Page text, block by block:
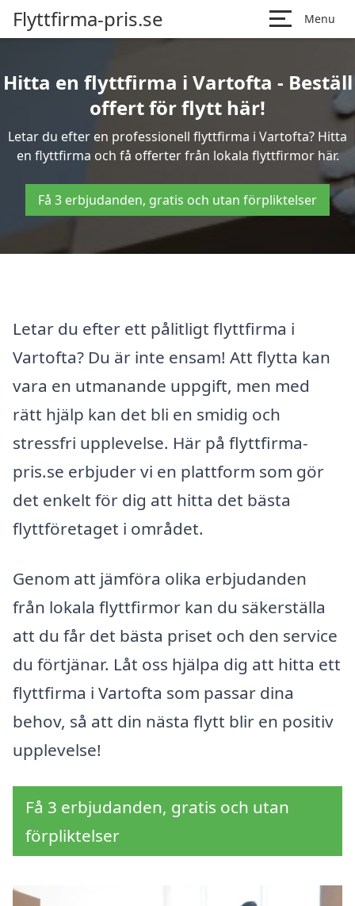
Flyttfirma-pris.se Menu
Hitta en flyttfirma i Vartofta - Beställ
offert för flytt här!
Letar du efter en professionell flyttfirma i Vartofta? Hitta
en flyttfirma och få offerter från lokala flyttfirmor här.
Få 3 erbjudanden, gratis och utan förpliktelser
Letar du efter ett pålitligt flyttfirma i
Vartofta? Du är inte ensam! Att flytta kan
vara en utmanande uppgift, men med
rätt hjälp kan det bli en smidig och
stressfri upplevelse. Här på flyttfirma-
pris.se erbjuder vi en plattform som gör
det enkelt för dig att hitta det bästa
flyttföretaget i området.
Genom att jämföra olika erbjudanden
från lokala flyttfirmor kan du säkerställa
att du får det bästa priset och den service
du förtjänar. Låt oss hjälpa dig att hitta ett
flyttfirma i Vartofta som passar dina
behov, så att din nästa flytt blir en positiv
upplevelse!
Få 3 erbjudanden, gratis och utan
förpliktelser